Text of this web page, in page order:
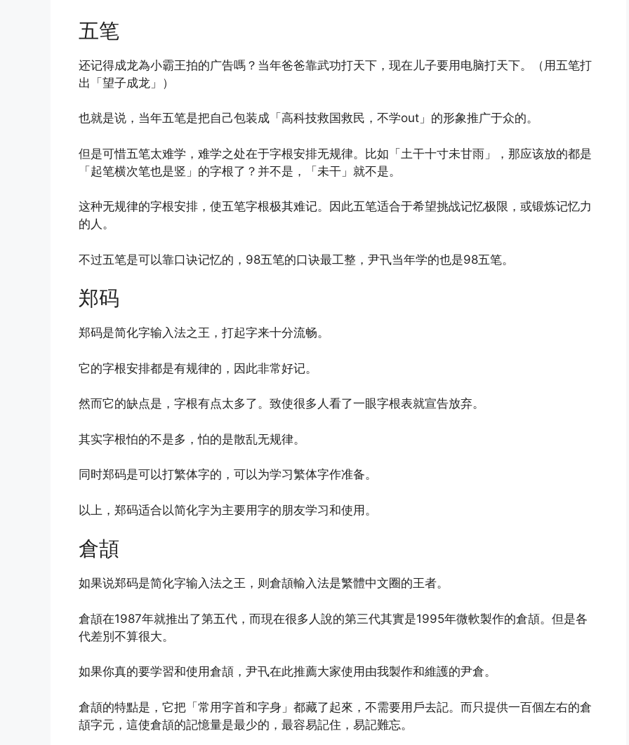
五笔
还记得成龙為小霸王拍的广告嗎？当年爸爸靠武功打天下，现在儿子要用电脑打天下。（用五笔打
出「望子成龙」）
也就是说，当年五笔是把自己包装成「高科技救国救民，不学out」的形象推广于众的。
但是可惜五笔太难学，难学之处在于字根安排无规律。比如「土干十寸未甘雨」，那应该放的都是
「起笔横次笔也是竖」的字根了？并不是，「未干」就不是。
这种无规律的字根安排，使五笔字根极其难记。因此五笔适合于希望挑战记忆极限，或锻炼记忆力
的人。
不过五笔是可以靠口诀记忆的，98五笔的口诀最工整，尹卂当年学的也是98五笔。
郑码
郑码是简化字输入法之王，打起字来十分流畅。
它的字根安排都是有规律的，因此非常好记。
然而它的缺点是，字根有点太多了。致使很多人看了一眼字根表就宣告放弃。
其实字根怕的不是多，怕的是散乱无规律。
同时郑码是可以打繁体字的，可以为学习繁体字作准备。
以上，郑码适合以简化字为主要用字的朋友学习和使用。
倉頡
如果说郑码是简化字输入法之王，则倉頡輸入法是繁體中文圈的王者。
倉頡在1987年就推出了第五代，而現在很多人說的第三代其實是1995年微軟製作的倉頡。但是各
代差別不算很大。
如果你真的要学習和使用倉頡，尹卂在此推薦大家使用由我製作和維護的尹倉。
倉頡的特點是，它把「常用字首和字身」都藏了起來，不需要用戶去記。而只提供一百個左右的倉
頡字元，這使倉頡的記憶量是最少的，最容易記住，易記難忘。